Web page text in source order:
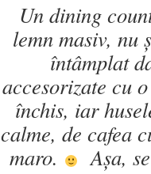
Un dining
lemn masiv, nu
întâmplat
accesorizate cu
închis, iar
calme, de cafea
maro.
Așa,